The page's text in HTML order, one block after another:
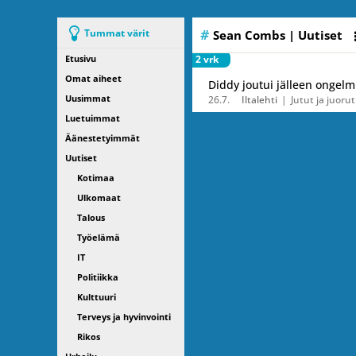
Tummat värit
Etusivu
Omat aiheet
Uusimmat
Luetuimmat
Äänestetyimmät
Uutiset
Kotimaa
Ulkomaat
Talous
Työelämä
IT
Politiikka
Kulttuuri
Terveys ja hyvinvointi
Rikos
Sean Combs | Uutiset
2 vrk
Diddy joutui jälleen
26.7. Iltalehti Jutut ja juorut